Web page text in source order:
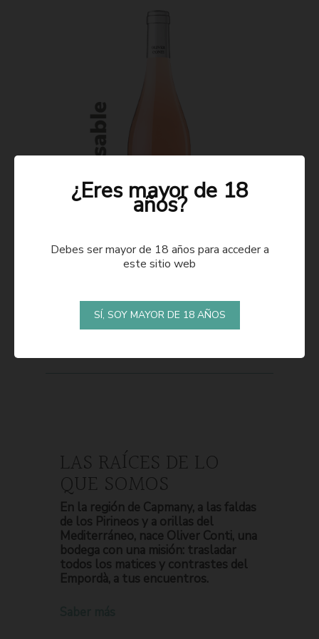
LAS RAÍCES DE LO
QUE SOMOS
En la región de Capmany, a las faldas
de los Pirineos y a orillas del
Mediterráneo, nace Oliver Conti, una
bodega con una misión: trasladar
todos los matices y contrastes del
Empordà, a tus encuentros.
¿Eres mayor de 18
años?
Debes ser mayor de 18 años para acceder a
este sitio web
SÍ, SOY MAYOR DE 18 AÑOS